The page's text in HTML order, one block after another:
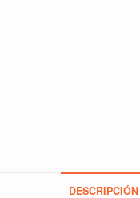
DESCRIPCIÓN